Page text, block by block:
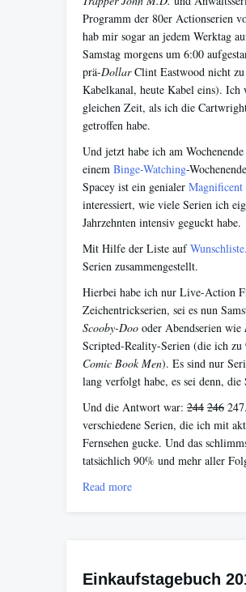
Programm der 80er Actionserien
hab mir sogar an jedem Werktag
Samstag morgens um 6:00
prä-DollarClint Eastwood nicht zu
Kabelkanal, heute Kabel eins). Ich
gleichen Zeit, als ich die
getroffen habe.
Und jetzt habe ich am
einem Binge-Watching-
Spacey ist ein genialer Magnificent
interessiert, wie viele Serien ich
Jahrzehnten intensiv geguckt habe.
Mit Hilfe der Liste auf
Serien zusammengestellt.
Hierbei habe ich nur Live-Action
Zeichentrickserien, sei es nun
Scooby-Doo oder Abendserien wie
Scripted-Reality-Serien (die ich
Comic Book Men). Es sind nur
lang verfolgt habe, es sei denn,
Und die Antwort war: 244 246
verschiedene Serien, die ich mit
Fernsehen gucke. Und das
tatsächlich 90% und mehr aller
Read more
Einkaufstagebuch